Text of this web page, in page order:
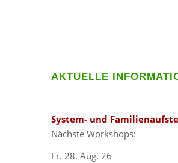
AKTUELLE
System- und
Nächste Workshops:
Fr. 28. Aug. 26